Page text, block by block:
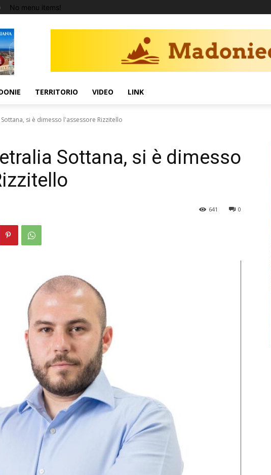
No menu items!
TERRITORIO VIDEO LINK
si è dimesso l'assessore Rizzitello
Sottana, si è dimesso
0
641